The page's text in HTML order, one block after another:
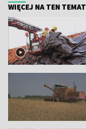
WIĘCEJ NA TEN TEMAT